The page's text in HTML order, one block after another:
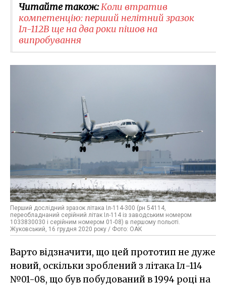
Читайте також:Коли втратив
компетенцію: перший нелітний зразок
Іл-112В ще на два роки пішов на
випробування
Перший дослідний зразок літака Іл-114-300 (рн 54114,
переобладнаний серійний літак Іл-114 із заводським номером
1033830030 і серійним номером 01-08) в першому польоті.
Жуковський, 16 грудня 2020 року / Фото: ОАК
Варто відзначити, що цей прототип не дуже
новий, оскільки зроблений з літака Іл-114
№01-08, що був побудований в 1994 році на